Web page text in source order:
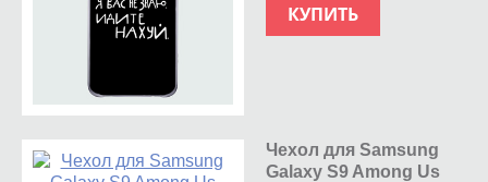
КУПИТЬ
Чехол для Samsung
Galaxy S9 Among Us